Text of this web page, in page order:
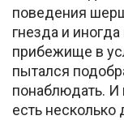
поведения
гнезда и
прибежище в
пытался
понаблюдать. И
есть